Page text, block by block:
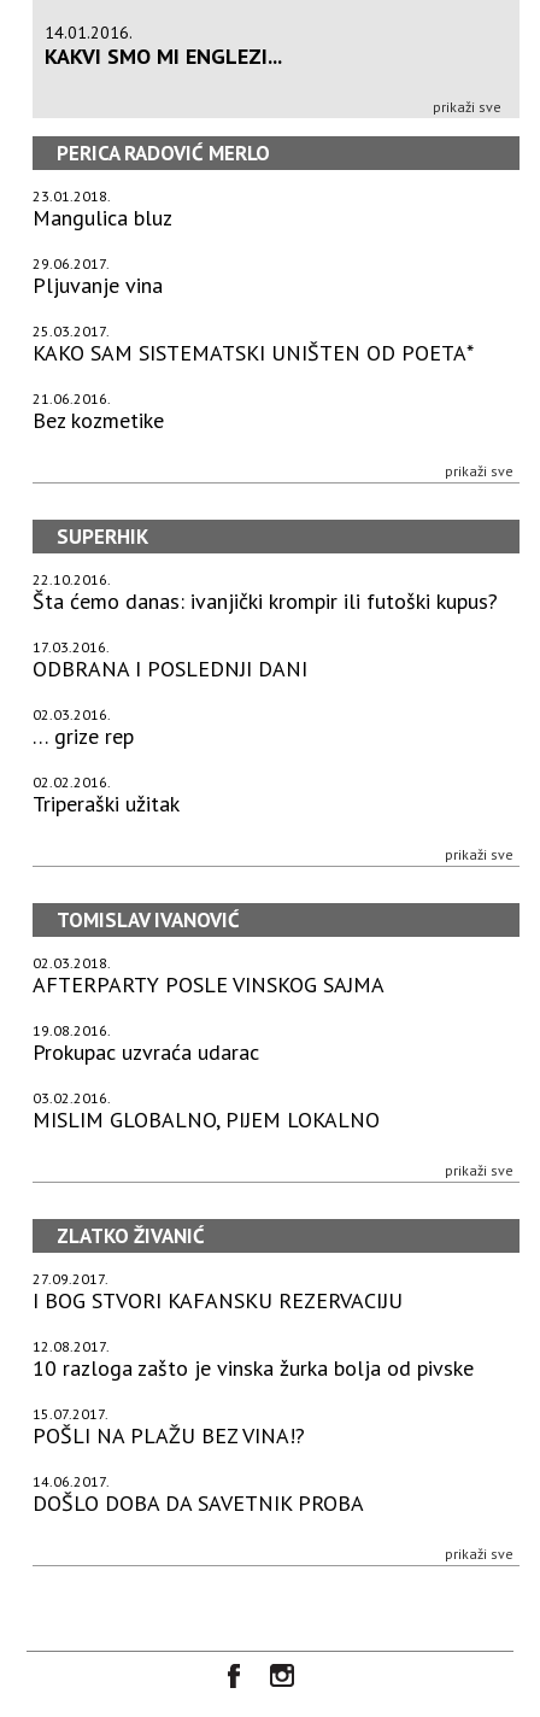
14.01.2016.
KAKVI SMO MI ENGLEZI...
prikaži sve
PERICA RADOVIĆ MERLO
23.01.2018.
Mangulica bluz
29.06.2017.
Pljuvanje vina
25.03.2017.
KAKO SAM SISTEMATSKI UNIŠTEN OD POETA*
21.06.2016.
Bez kozmetike
prikaži sve
SUPERHIK
22.10.2016.
Šta ćemo danas: ivanjički krompir ili futoški kupus?
17.03.2016.
ODBRANA I POSLEDNJI DANI
02.03.2016.
… grize rep
02.02.2016.
Triperaški užitak
prikaži sve
TOMISLAV IVANOVIĆ
02.03.2018.
AFTERPARTY POSLE VINSKOG SAJMA
19.08.2016.
Prokupac uzvraća udarac
03.02.2016.
MISLIM GLOBALNO, PIJEM LOKALNO
prikaži sve
ZLATKO ŽIVANIĆ
27.09.2017.
I BOG STVORI KAFANSKU REZERVACIJU
12.08.2017.
10 razloga zašto je vinska žurka bolja od pivske
15.07.2017.
POŠLI NA PLAŽU BEZ VINA!?
14.06.2017.
DOŠLO DOBA DA SAVETNIK PROBA
prikaži sve